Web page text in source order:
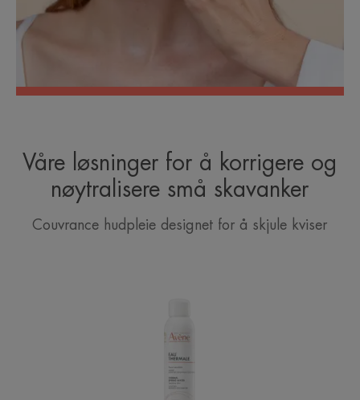
Våre løsninger for å korrigere og
nøytralisere små skavanker
Couvrance hudpleie designet for å skjule kviser
|
kildevann
spray